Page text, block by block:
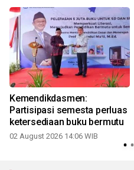
Kemendikdasmen:
Partisipasi semesta perluas
ketersediaan buku bermutu
02 August 2026 14:06 WIB